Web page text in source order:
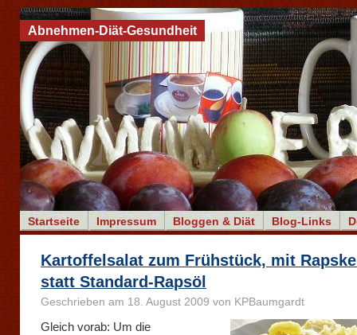
Startseite Impressum Bloggen & Diät Blog-Links
Abnehmen-Diät-Gesundheit
Kartoffelsalat zum Frühstück, mit
statt Standard-Rapsöl
Geschrieben am 18. August 2009 von KPBaumgardt
Gleich vorab: Um die